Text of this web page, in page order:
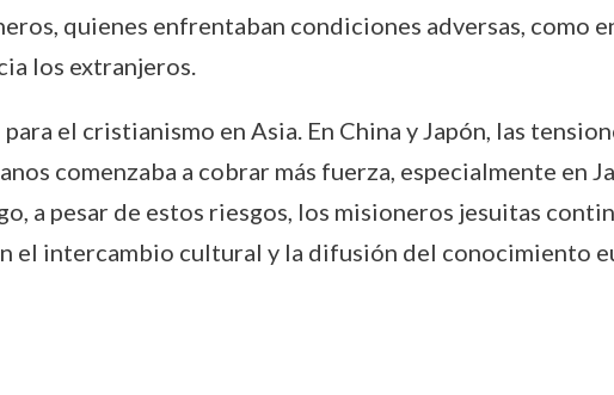
quienes enfrentaban condiciones adversas, como
los extranjeros.
el cristianismo en Asia. En China y Japón, las
comenzaba a cobrar más fuerza, especialmente en
a pesar de estos riesgos, los misioneros jesuitas
el intercambio cultural y la difusión del conocimiento